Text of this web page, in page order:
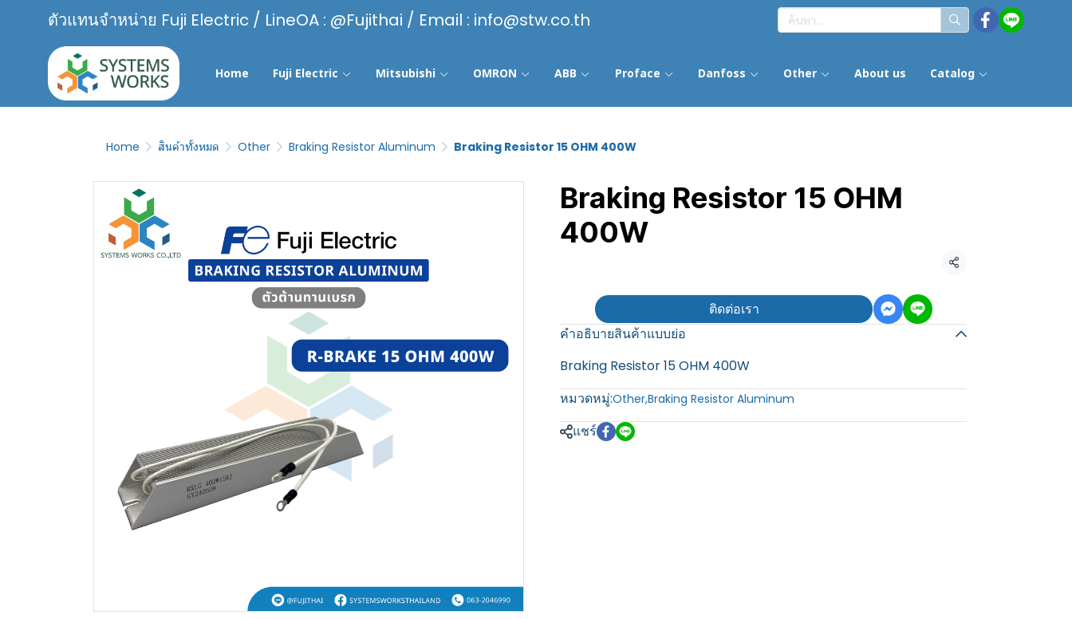
ตัวแทนจำหน่าย Fuji Electric / LineOA : @Fujithai / Email : info@stw.co.th
Home Fuji Electric Mitsubishi OMRON ABB Proface Danfoss Other About us Catalog
Home สินค้าทั้งหมด Other Braking Resistor Aluminum Braking Resistor 15 OHM 400W
Braking Resistor 15 OHM
400W
แชร์
ติดต่อเรา
คำอธิบายสินค้าแบบย่อ
Braking Resistor 15 OHM 400W
หมวดหมู่:Other,Braking Resistor Aluminum
แชร์